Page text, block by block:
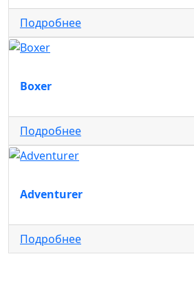
Подробнее
Boxer
Подробнее
Adventurer
Подробнее